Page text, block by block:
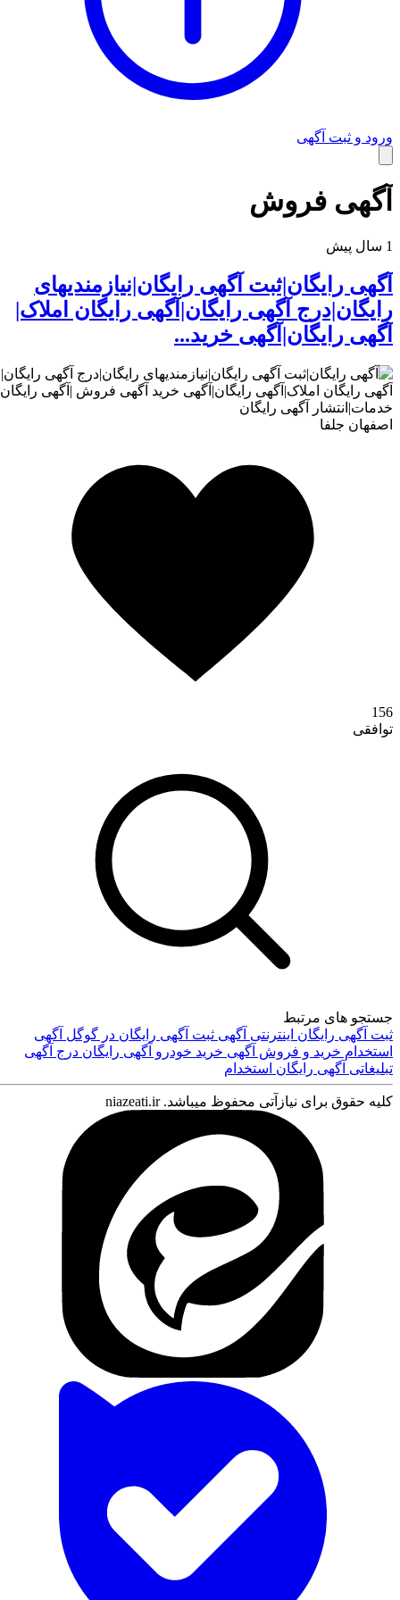
شرایط و قوانین
ورود و ثبت آگهی
آگهی فروش
آگهی رایگان|ثبت آگهی رایگان|نیازمندیهای
رایگان|درج آگهی رایگان|آگهی رایگان املاک|
آگهی رایگان|آگهی خرید...
اصفهانجلفا
156
توافقی
جستجو های مرتبط
ثبت آگهی رایگان اینترنتی آگهی ثبت آگهی رایگان در گوگل آگهی
استخدامخرید و فروش آگهی خریدخودروآگهی رایگاندرج آگهی
تبلیغاتی آگهی رایگان استخدام
کلیه حقوق برای نیازآتی محفوظ میباشد. niazeati.ir